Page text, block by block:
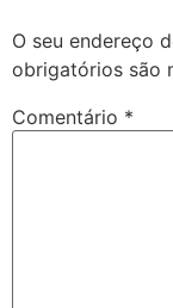
O seu endereço
obrigatórios são
Comentário *